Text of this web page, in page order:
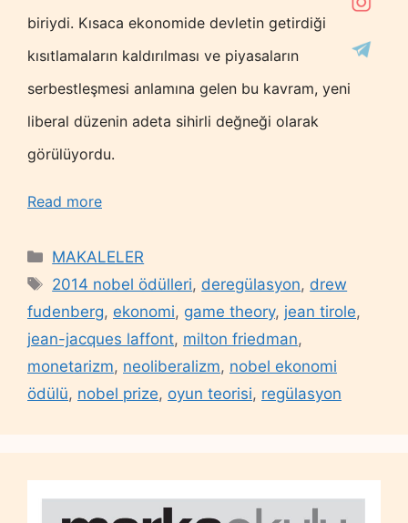
biriydi. Kısaca ekonomide devletin getirdiği
kısıtlamaların kaldırılması ve piyasaların
serbestleşmesi anlamına gelen bu kavram, yeni
liberal düzenin adeta sihirli değneği olarak
görülüyordu.
Read more
Categories
MAKALELER
Tags
2014 nobel ödülleri, deregülasyon, drew
fudenberg, ekonomi, game theory, jean tirole,
jean-jacques laffont, milton friedman,
monetarizm, neoliberalizm, nobel ekonomi
ödülü, nobel prize, oyun teorisi, regülasyon